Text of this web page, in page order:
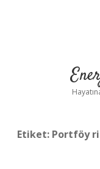
Etiket: Portföy